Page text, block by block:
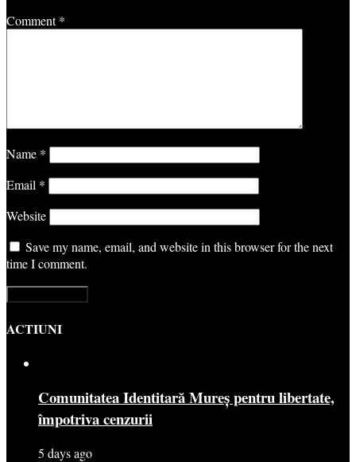
Comment*
Name *
Email *
Website
Save my name, email, and website in this browser for the next
time I comment.
ACTIUNI
Comunitatea Identitară Mureș pentru libertate,
împotriva cenzurii
5 days ago